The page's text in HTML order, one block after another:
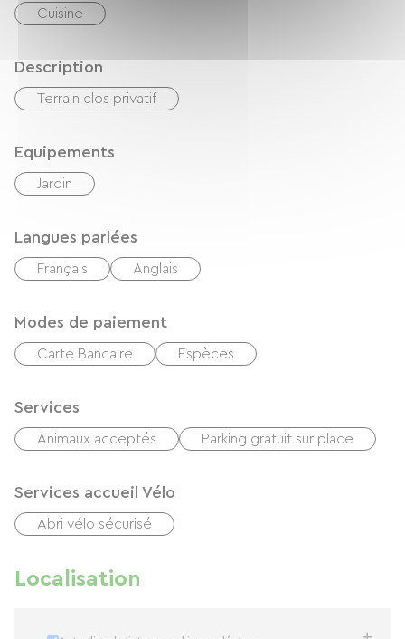
Charles & Aurore
Cuisine
Description
Terrain clos privatif
Equipements
Jardin
Langues parlées
Français Anglais
Modes de paiement
Carte Bancaire Espèces
Services
Animaux acceptés Parking gratuit sur place
Services accueil Vélo
Abri vélo sécurisé
Localisation